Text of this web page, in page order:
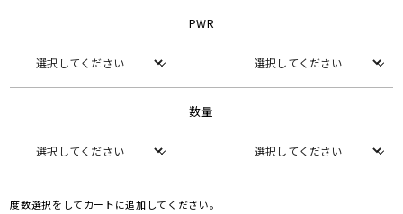
PWR
数量
度数選択をしてカートに追加してください。